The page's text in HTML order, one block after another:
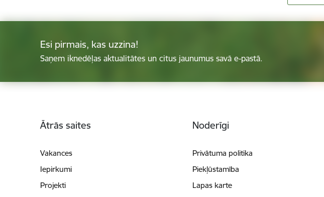
Esi pirmais, kas uzzina!
Saņem iknedēļas aktualitātes un citus jaunumus savā e-pastā.
Ātrās saites
Vakances
Iepirkumi
Projekti
Noderīgi
Privātuma politika
Piekļūstamība
Lapas karte